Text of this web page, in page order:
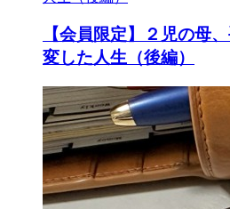
【会員限定】２児の母
変した人生（後編）